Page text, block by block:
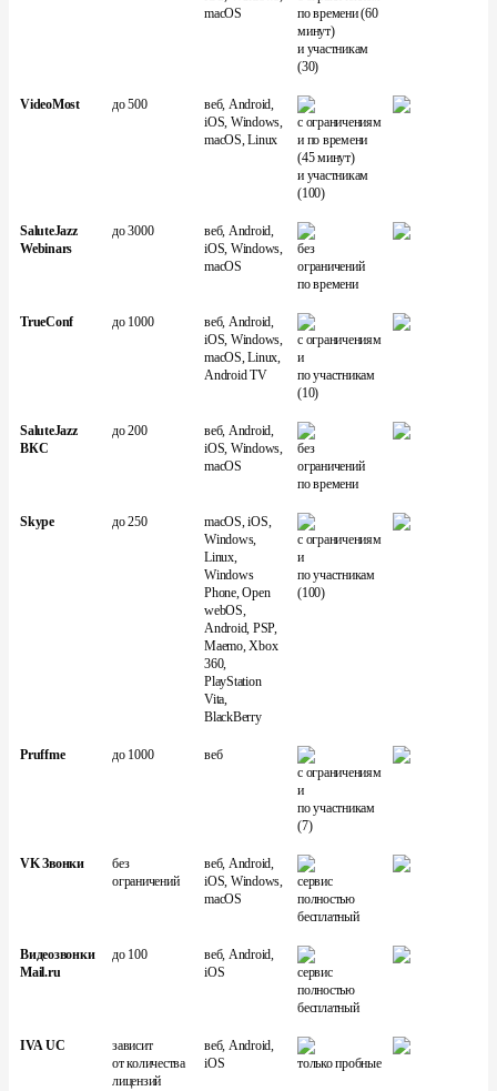
macOS
по времени (60
минут)
и участникам
(30)
VideoMost до 500
веб, Android,
iOS, Windows,
macOS, Linux
с ограничениям
и по времени
(45 минут)
и участникам
(100)
SaluteJazz
Webinars
до 3000
веб, Android,
iOS, Windows,
macOS
без
ограничений
по времени
TrueConf до 1000
веб, Android,
iOS, Windows,
macOS, Linux,
Android TV
с ограничениям
и
по участникам
(10)
SaluteJazz
ВКС
до 200
веб, Android,
iOS, Windows,
macOS
без
ограничений
по времени
Skype до 250
macOS, iOS,
Windows,
Linux,
Windows
Phone, Open
webOS,
Android, PSP,
Maemo, Xbox
360,
PlayStation
Vita,
BlackBerry
с ограничениям
и
по участникам
(100)
Pruffme до 1000
веб
с ограничениям
и
по участникам
(7)
VK Звонки
без
ограничений
веб, Android,
iOS, Windows,
macOS
сервис
полностью
бесплатный
Видеозвонки
Mail.ru
до 100
веб, Android,
iOS
сервис
полностью
бесплатный
IVA UC
зависит
от количества
лицензий
веб, Android,
iOS
только пробные